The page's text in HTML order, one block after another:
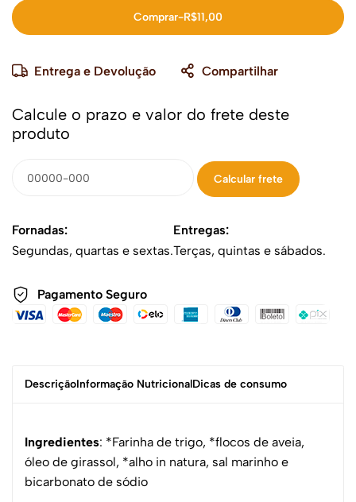
Comprar-R$11,00
Entrega e Devolução Compartilhar
Calcule o prazo e valor do frete deste
produto
Fornadas:
Segundas, quartas e sextas.
Entregas:
Terças, quintas e sábados.
Pagamento Seguro
DescriçãoInformação NutricionalDicas de consumo
Ingredientes: *Farinha de trigo, *flocos de aveia,
óleo de girassol, *alho in natura, sal marinho e
bicarbonato de sódio